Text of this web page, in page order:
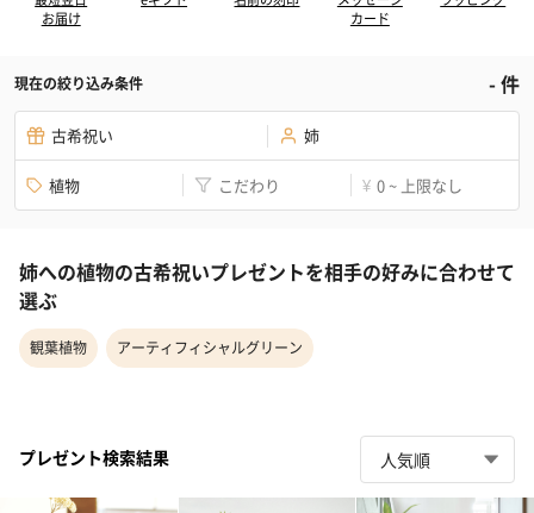
お届け
カード
現在の絞り込み条件 -件
古希祝い 姉
植物 こだわり ¥ 0 ~ 上限なし
姉への植物の古希祝いプレゼントを相手の好みに合わせて
選ぶ
観葉植物 アーティフィシャルグリーン
プレゼント検索結果